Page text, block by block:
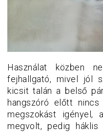
Használat közben
fejhallgató, mivel jól
kicsit talán a belső
hangszóró előtt
megszokást igényel,
megvolt, pedig háklis